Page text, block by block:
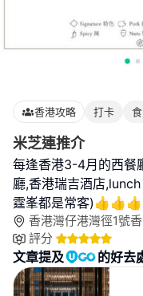
香港攻略 打卡 食
米芝連推介
每逢香港3-4月的西餐
廳,香港瑞吉酒店
霆峯都是常客)👍👍👍
香港灣仔港灣徑1號
評分
文章提及 的好去